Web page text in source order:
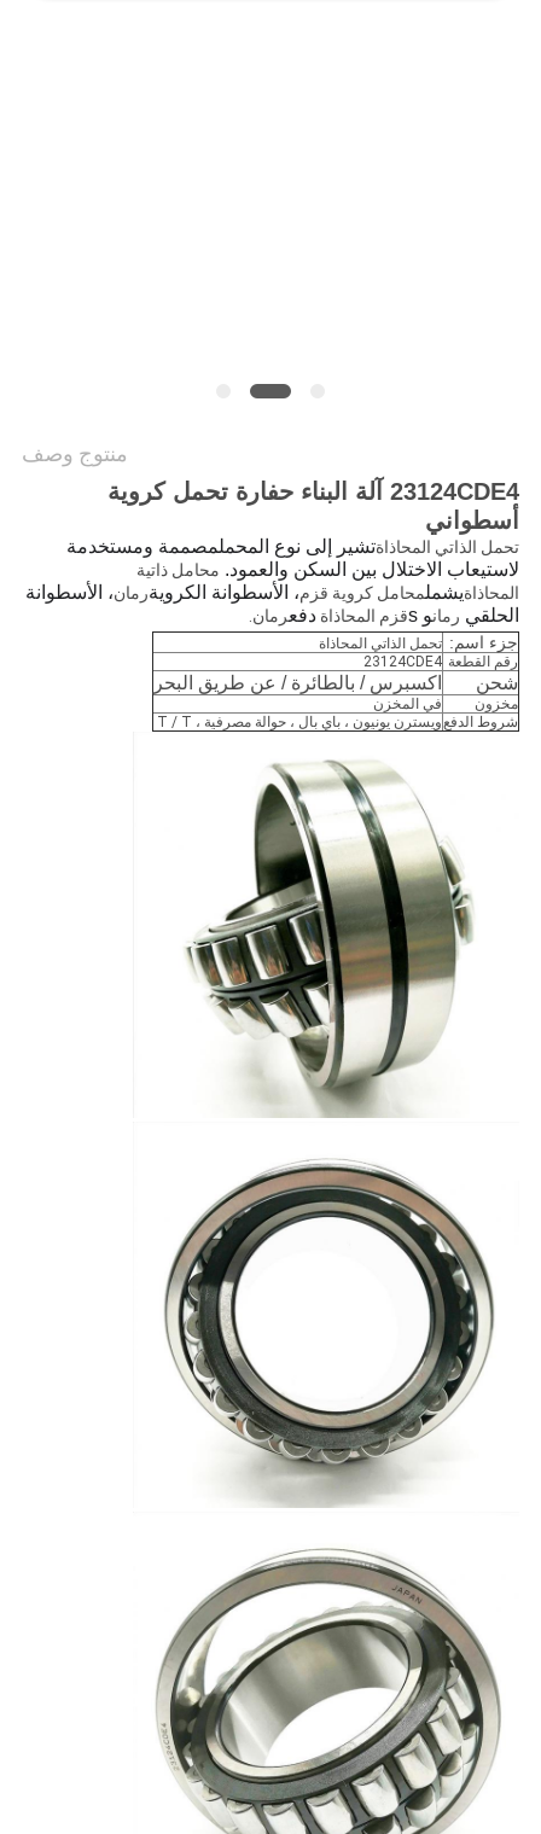
منتوج وصف
23124CDE4 آلة البناء حفارة تحمل كروية
أسطواني
تحمل الذاتي المحاذاةتشير إلى نوع المحملمصممة ومستخدمة
لاستيعاب الاختلال بين السكن والعمود. محامل ذاتية
المحاذاةيشملمحامل كروية قزم، الأسطوانة الكرويةرمان، الأسطوانة
الحلقي رمانو s قزم المحاذاة دفعرمان.
جزء اسم: تحمل الذاتي المحاذاة
رقم القطعة 23124CDE4
شحن اكسبرس / بالطائرة / عن طريق البحر
مخزون
في المخزن
شروط الدفعويسترن يونيون ، باي بال ، حوالة مصرفية ، T / T